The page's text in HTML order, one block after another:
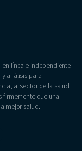
línea e independiente
análisis para
al sector de la salud
firmemente que una
mejor salud.